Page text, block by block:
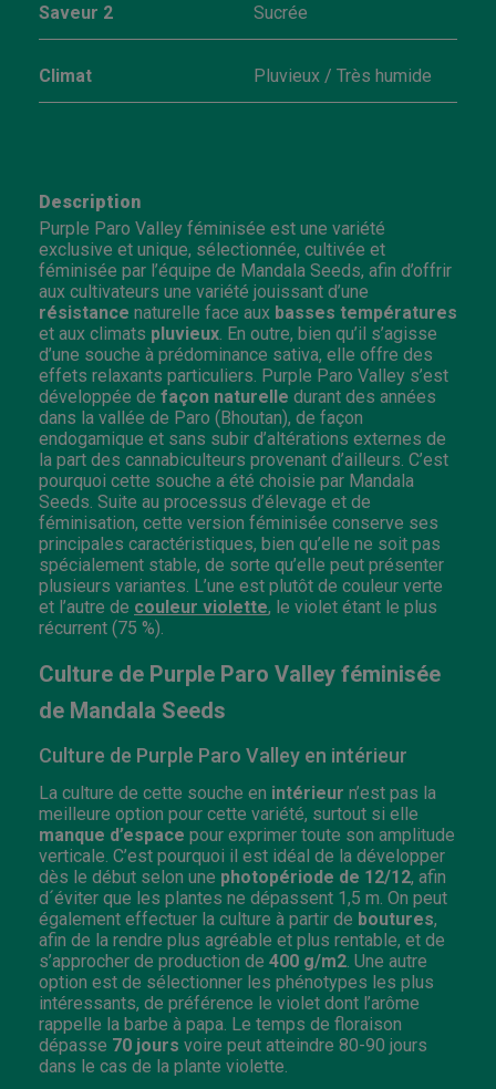
Saveur 2 Sucrée
Climat Pluvieux / Très humide
Description
Purple Paro Valley féminisée est une variété
exclusive et unique, sélectionnée, cultivée et
féminisée par l’équipe de Mandala Seeds, afin d’offrir
aux cultivateurs une variété jouissant d’une
résistance naturelle face aux basses températures
et aux climats pluvieux . En outre, bien qu’il s’agisse
d’une souche à prédominance sativa, elle offre des
effets relaxants particuliers. Purple Paro Valley s’est
développée de façon naturelle durant des années
dans la vallée de Paro (Bhoutan), de façon
endogamique et sans subir d’altérations externes de
la part des cannabiculteurs provenant d’ailleurs. C’est
pourquoi cette souche a été choisie par Mandala
Seeds. Suite au processus d’élevage et de
féminisation, cette version féminisée conserve ses
principales caractéristiques, bien qu’elle ne soit pas
spécialement stable, de sorte qu’elle peut présenter
plusieurs variantes. L’une est plutôt de couleur verte
et l’autre de couleur violette, le violet étant le plus
récurrent (75 %).
Culture de Purple Paro Valley féminisée
de Mandala Seeds
Culture de Purple Paro Valley en intérieur
La culture de cette souche en intérieur n’est pas la
meilleure option pour cette variété, surtout si elle
manque d’espace pour exprimer toute son amplitude
verticale. C’est pourquoi il est idéal de la développer
dès le début selon une photopériode de 12/12, afin
d´éviter que les plantes ne dépassent 1,5 m. On peut
également effectuer la culture à partir de boutures,
afin de la rendre plus agréable et plus rentable, et de
s’approcher de production de 400 g/m2 . Une autre
option est de sélectionner les phénotypes les plus
intéressants, de préférence le violet dont l’arôme
rappelle la barbe à papa. Le temps de floraison
dépasse 70 jours voire peut atteindre 80-90 jours
dans le cas de la plante violette.